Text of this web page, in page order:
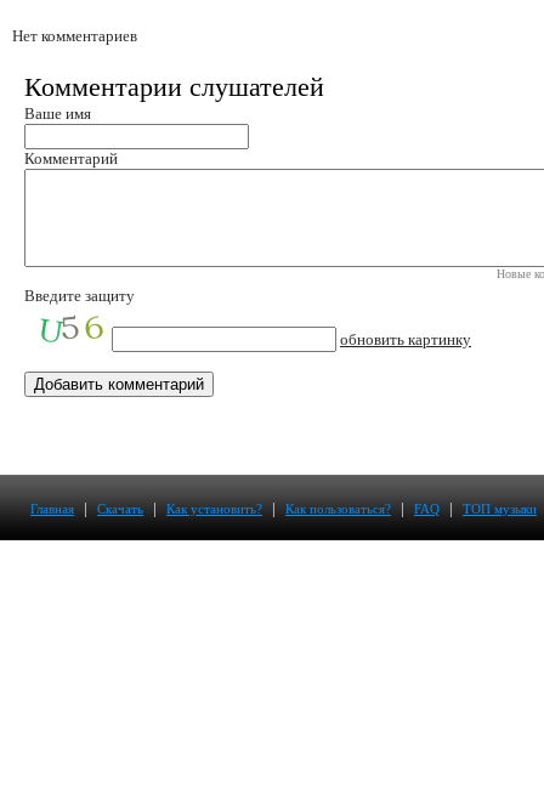
Нет комментариев
Комментарии слушателей
Ваше имя
Комментарий
Новые
Введите защиту
обновить картинку
Главная | Скачать | Как установить? | Как пользоваться? | FAQ | ТОП музыки